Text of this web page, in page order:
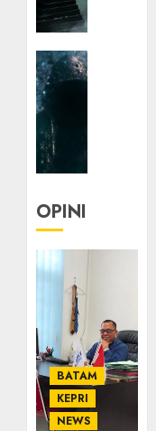
OPINI
BATAM
KEPRI
NEWS